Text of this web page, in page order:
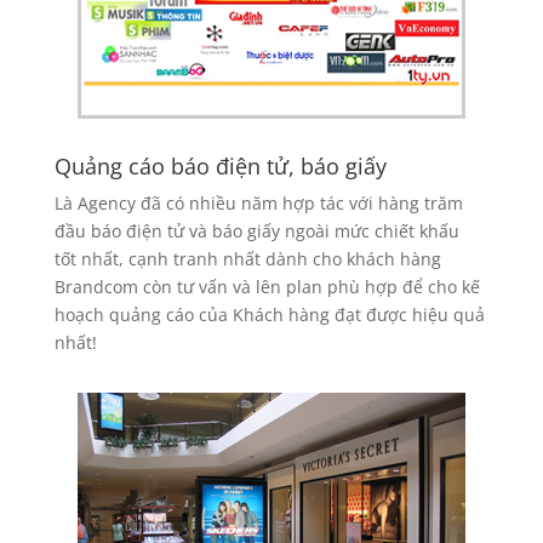
Quảng cáo báo điện tử, báo giấy
Là Agency đã có nhiều năm hợp tác với hàng trăm
đầu báo điện tử và báo giấy ngoài mức chiết khấu
tốt nhất, cạnh tranh nhất dành cho khách hàng
Brandcom còn tư vấn và lên plan phù hợp để cho kế
hoạch quảng cáo của Khách hàng đạt được hiệu quả
nhất!